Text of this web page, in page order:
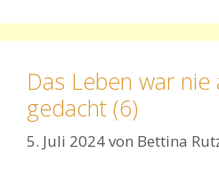
Das Leben war nie
gedacht (6)
5. Juli 2024von Bettina